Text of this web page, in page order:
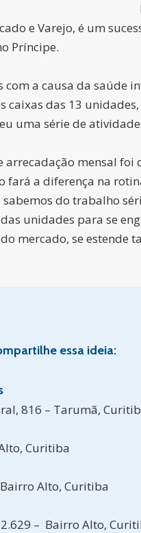
e Varejo, é um
Príncipe.
com a causa da saúde
caixas das 13
uma série de
arrecadação mensal
fará a diferença na
do trabalho
unidades para se
mercado, se estende
essa ideia:
816 – Tarumã,
Curitiba
Alto, Curitiba
2.629 – Bairro Alto,